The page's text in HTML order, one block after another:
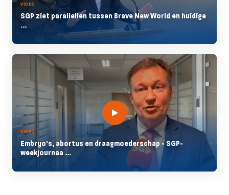
VIDEO
SGP ziet parallellen tussen Brave New World en huidige
...
VIDEO
Embryo's, abortus en draagmoederschap - SGP-
weekjournaa ...